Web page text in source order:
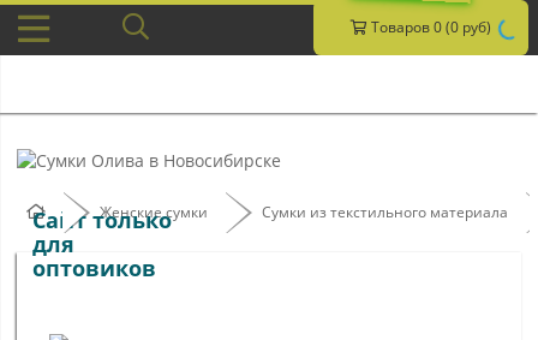
Товаров 0 (0 руб)
Сайт только
для
оптовиков
Женские сумки Сумки из текстильного материала